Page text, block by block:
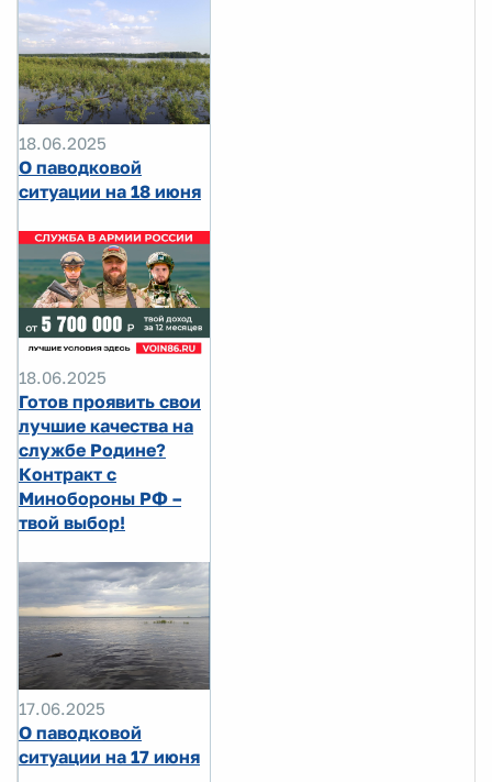
18.06.2025
О паводковой
ситуации на 18 июня
18.06.2025
Готов проявить свои
лучшие качества на
службе Родине?
Контракт с
Минобороны РФ –
твой выбор!
17.06.2025
О паводковой
ситуации на 17 июня